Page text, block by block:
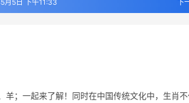
下
月5日 下午11:33
；一起来了解！同时在中国传统文化中，生肖